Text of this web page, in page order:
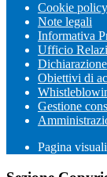
Cookie policy
Note legali
Informativa
Ufficio
Obiettivi di
Gestione
Pagina